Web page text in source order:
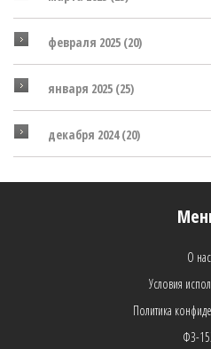
февраля 2025 (20)
января 2025 (25)
декабря 2024(20)
О нас
Условия
Политика
ФЗ-